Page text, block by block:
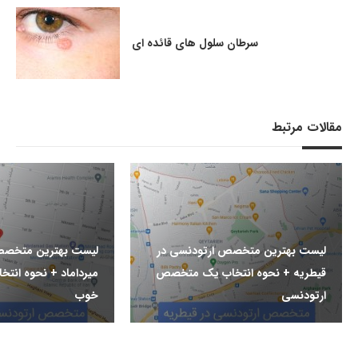
سرطان سلول های قائده ای
مقالات مرتبط
لیست بهترین متخصص ارتودنسی در
قیطریه + نحوه انتخاب یک متخصص
ارتودنسی
لیست بهترین
میرداماد + نحوه
خوب